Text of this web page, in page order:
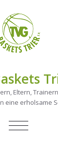
Eltern,
eine erholsame